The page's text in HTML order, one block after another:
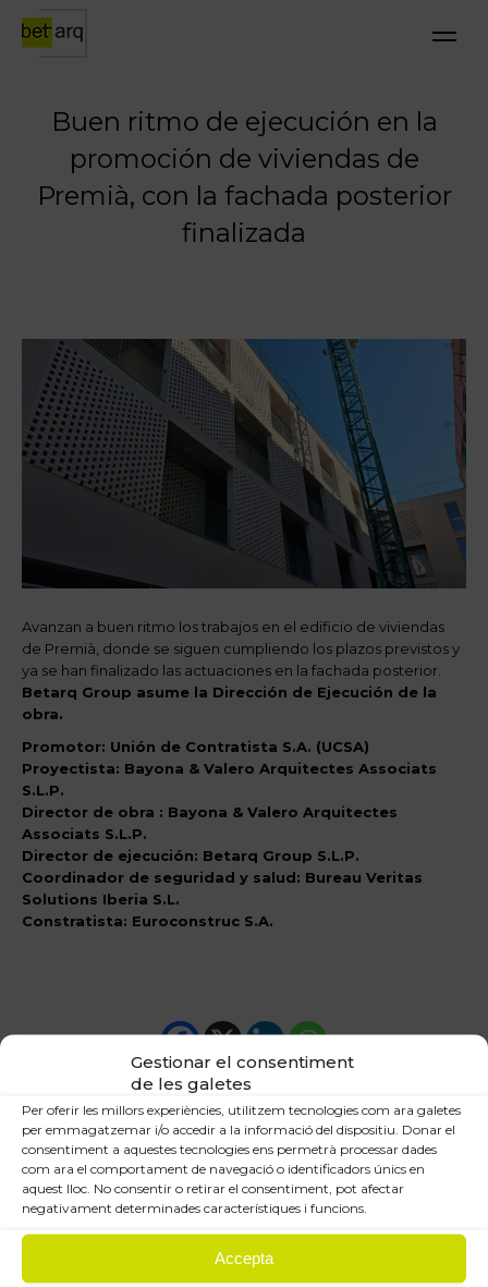
Gestionar el consentiment
de les galetes
Per oferir les millors experiències, utilitzem tecnologies com ara galetes
per emmagatzemar i/o accedir a la informació del dispositiu. Donar el
consentiment a aquestes tecnologies ens permetrà processar dades
com ara el comportament de navegació o identificadors únics en
aquest lloc. No consentir o retirar el consentiment, pot afectar
negativament determinades característiques i funcions.
Accepta
Buen ritmo de ejecución en la
promoción de viviendas de
Premià, con la fachada posterior
finalizada
Avanzan a buen ritmo los trabajos en el edificio de viviendas
de Premià, donde se siguen cumpliendo los plazos previstos y
ya se han finalizado las actuaciones en la fachada posterior.
Betarq Group asume la Dirección de Ejecución de la
obra.
Promotor: Unión de Contratista S.A. (UCSA)
Proyectista: Bayona & Valero Arquitectes Associats
S.L.P.
Director de obra : Bayona & Valero Arquitectes
Associats S.L.P.
Director de ejecución: Betarq Group S.L.P.
Coordinador de seguridad y salud: Bureau Veritas
Solutions Iberia S.L.
Constratista: Euroconstruc S.A.
Post
navigation
PREVIOUS
Previous
Se inician las obras de la nueva residencia
para personas mayores
NEXT